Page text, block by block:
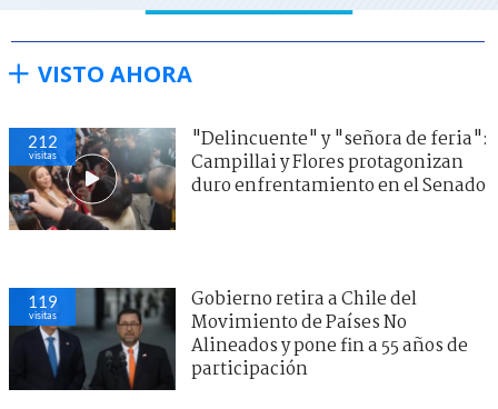
VISTO AHORA
212
visitas
"Delincuente" y "señora de feria":
Campillai y Flores protagonizan
duro enfrentamiento en el Senado
119
visitas
Gobierno retira a Chile del
Movimiento de Países No
Alineados y pone fin a 55 años de
participación